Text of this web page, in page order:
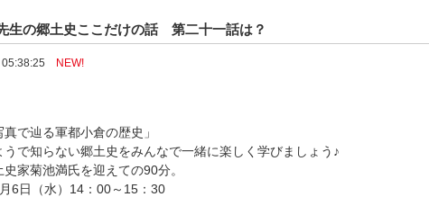
生の郷土史ここだけの話 第二十一話は？
NEW!
真で辿る軍都小倉の歴史」
うで知らない郷土史をみんなで一緒に楽しく学びましょう♪
家菊池満氏を迎えての90分。
日（水）14：00～15：30